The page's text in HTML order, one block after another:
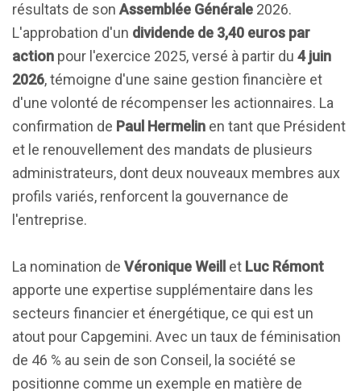
résultats de son Assemblée Générale 2026.
L'approbation d'un dividende de 3,40 euros par
action pour l'exercice 2025, versé à partir du 4 juin
2026, témoigne d'une saine gestion financière et
d'une volonté de récompenser les actionnaires. La
confirmation de Paul Hermelin en tant que Président
et le renouvellement des mandats de plusieurs
administrateurs, dont deux nouveaux membres aux
profils variés, renforcent la gouvernance de
l'entreprise.
La nomination de Véronique Weill et Luc Rémont
apporte une expertise supplémentaire dans les
secteurs financier et énergétique, ce qui est un
atout pour Capgemini. Avec un taux de féminisation
de 46 % au sein de son Conseil, la société se
positionne comme un exemple en matière de